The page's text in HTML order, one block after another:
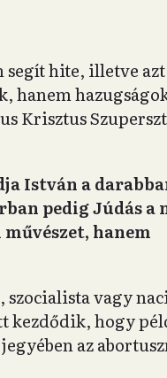
segít hite, illetve
hanem
Krisztus
István a
ban pedig Júdás a
művészet, hanem
vagy
kezdődik, hogy
az